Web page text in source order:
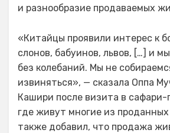
и разнообразие продаваемых
«Китайцы проявили интерес к
слонов, бабуинов, львов, […] и
без колебаний. Мы не
извиняться», — сказала Оппа
Кашири после визита в сафари-
где живут многие из
также добавил, что продажа